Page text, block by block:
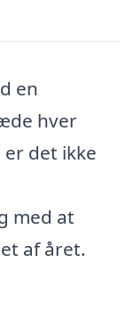
en
hver
det ikke
med at
af året.